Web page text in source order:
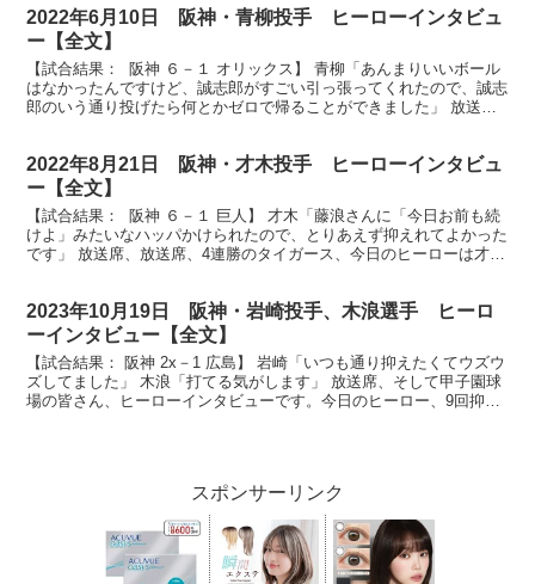
2022年6月10日 阪神・青柳投手 ヒーローインタビュ
ー【全文】
【試合結果： 阪神 ６－１ オリックス】 青柳「あんまりいいボール
はなかったんですけど、誠志郎がすごい引っ張ってくれたので、誠志
郎のいう通り投げたら何とかゼロで帰ることができました」 放送
2022年8月21日 阪神・才木投手 ヒーローインタビュ
ー【全文】
【試合結果： 阪神 ６－１ 巨人】 才木「藤浪さんに「今日お前も続
けよ」みたいなハッパかけられたので、とりあえず抑えれてよかった
です」 放送席、放送席、4連勝のタイガース、今日のヒーローは才木
2023年10月19日 阪神・岩崎投手、木浪選手 ヒーロ
ーインタビュー【全文】
【試合結果： 阪神 2x－1 広島】 岩崎「いつも通り抑えたくてウズウ
ズしてました」 木浪「打てる気がします」 放送席、そして甲子園球
場の皆さん、ヒーローインタビューです。今日のヒーロー、9回抑え
スポンサーリンク